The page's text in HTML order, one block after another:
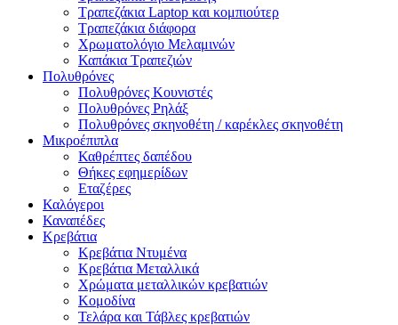
Τραπεζάκια Laptop και κομπιούτερ
Τραπεζάκια διάφορα
Χρωματολόγιο Μελαμινών
Καπάκια Τραπεζιών
Πολυθρόνες
Πολυθρόνες Κουνιστές
Πολυθρόνες Ρηλάξ
Πολυθρόνες σκηνοθέτη / καρέκλες σκηνοθέτη
Μικροέπιπλα
Καθρέπτες δαπέδου
Θήκες εφημερίδων
Εταζέρες
Καλόγεροι
Καναπέδες
Κρεβάτια
Κρεβάτια Ντυμένα
Κρεβάτια Μεταλλικά
Χρώματα μεταλλικών κρεβατιών
Κομοδίνα
Τελάρα και Τάβλες κρεβατιών